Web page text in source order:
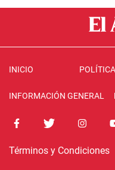
INICIO
INFORMACIÓN GENERAL
Términos y Condiciones